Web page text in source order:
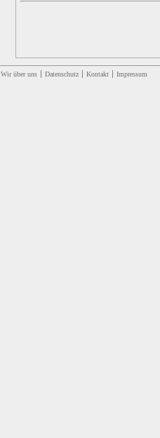
Wir über uns Datenschutz Kontakt Impressum